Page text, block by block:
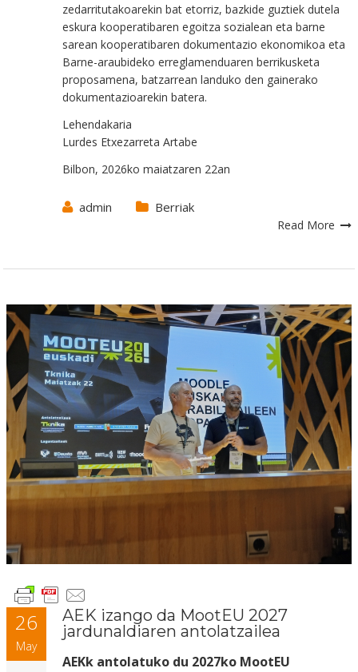
zedarritutakoarekin bat etorriz, bazkide guztiek dutela
eskura kooperatibaren egoitza sozialean eta barne
sarean kooperatibaren dokumentazio ekonomikoa eta
Barne-araubideko erreglamenduaren berrikusketa
proposamena, batzarrean landuko den gainerako
dokumentazioarekin batera.
Lehendakaria
Lurdes Etxezarreta Artabe
Bilbon, 2026ko maiatzaren 22an
admin Berriak
Read More
26
May
AEK izango da MootEU 2027
jardunaldiaren antolatzailea
AEKk antolatuko du 2027ko MootEU